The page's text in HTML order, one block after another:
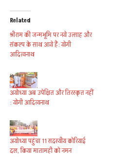
Related
श्रीराम की जन्मभूमि पर नये उत्साह और
संकल्प के साथ आये हैं: योगी
आदित्यनाथ
अयोध्या अब उपेक्षित और तिरस्कृत नहीं
: योगी आदित्यनाथ
अयोध्या पहुंचा 11 सदस्यीय कोरियाई
दल, किया मातामही को नमन